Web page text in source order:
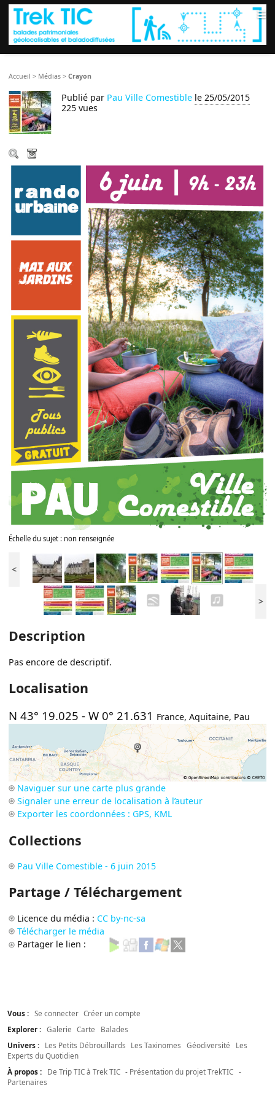
≡
Accueil > Médias >Crayon
Publié par Pau Ville Comestible le 25/05/2015
225 vues
Échelle du sujet : non renseignée
<
>
Description
Pas encore de descriptif.
Localisation
N 43° 19.025 -W 0° 21.631 France,Aquitaine, Pau
Naviguer sur une carte plus grande
Signaler une erreur de localisation à l’auteur
Exporter les coordonnées : GPS, KML
Collections
Pau Ville Comestible - 6 juin 2015
Partage / Téléchargement
Licence du média : CC by-nc-sa
Télécharger le média
Partager le lien :
Vous : Se connecter Créer un compte
Explorer : Galerie Carte
Balades
Univers :
Les Petits Débrouillards Les Taxinomes Géodiversité
Les
Experts du Quotidien
À propos :
De Trip TIC à Trek TIC - Présentation du projet TrekTIC -
Partenaires